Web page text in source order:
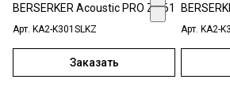
BERSERKER Acoustic PRO Z 461
Арт. KA2-K301SLKZ
Заказать
Арт. KA2-